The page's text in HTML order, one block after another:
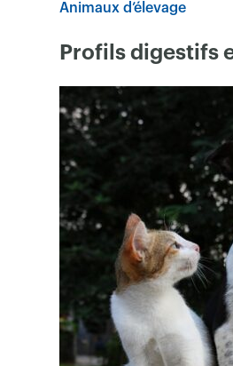
Animaux d’élevage
Profils digestifs